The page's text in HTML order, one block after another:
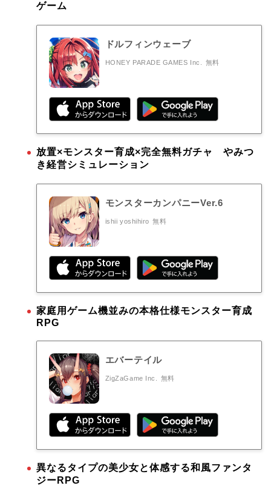
ゲーム
ドルフィンウェーブ
HONEY PARADE GAMES Inc. 無料
放置×モンスター育成×完全無料ガチャ やみつ
き経営シミュレーション
モンスターカンパニーVer.6
ishii yoshihiro 無料
家庭用ゲーム機並みの本格仕様モンスター育成
RPG
エバーテイル
ZigZaGame Inc. 無料
異なるタイプの美少女と体感する和風ファンタ
ジーRPG